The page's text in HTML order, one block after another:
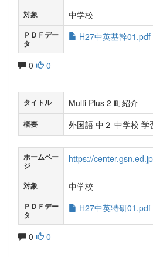
対象
中学校
ＰＤＦデー
タ
H27中英基幹01.pdf
0 0
タイトル Multi Plus 2 町紹介
概要 外国語 中２ 中学校 学
ホームペー
ジ
https://
対象 中学校
ＰＤＦデー
タ
H27中英特研01.pdf
0 0